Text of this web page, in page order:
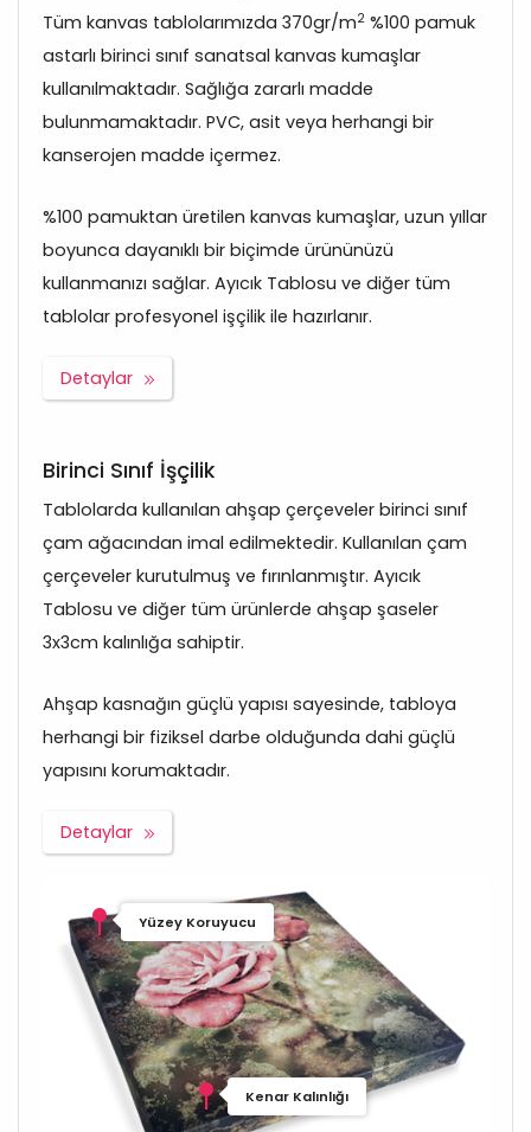
Tüm kanvas tablolarımızda 370gr/m2 %100 pamuk
astarlı birinci sınıf sanatsal kanvas kumaşlar
kullanılmaktadır. Sağlığa zararlı madde
bulunmamaktadır. PVC, asit veya herhangi bir
kanserojen madde içermez.
%100 pamuktan üretilen kanvas kumaşlar, uzun yıllar
boyunca dayanıklı bir biçimde ürününüzü
kullanmanızı sağlar. Ayıcık Tablosu ve diğer tüm
tablolar profesyonel işçilik ile hazırlanır.
Detaylar
Birinci Sınıf İşçilik
Tablolarda kullanılan ahşap çerçeveler birinci sınıf
çam ağacından imal edilmektedir. Kullanılan çam
çerçeveler kurutulmuş ve fırınlanmıştır. Ayıcık
Tablosu ve diğer tüm ürünlerde ahşap şaseler
3x3cm kalınlığa sahiptir.
Ahşap kasnağın güçlü yapısı sayesinde, tabloya
herhangi bir fiziksel darbe olduğunda dahi güçlü
yapısını korumaktadır.
Detaylar
Yüzey Koruyucu
Kenar Kalınlığı